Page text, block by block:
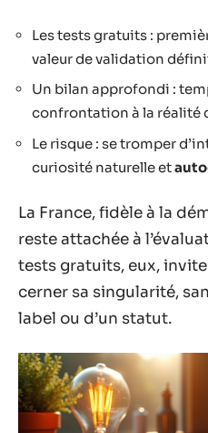
Les tests gratuits :
valeur de validation
Un bilan approfondi :
confrontation à la réalité
Le risque : se tromper
curiosité naturelle et
La France, fidèle à la
reste attachée à
tests gratuits, eux,
cerner sa singularité,
label ou d’un statut.